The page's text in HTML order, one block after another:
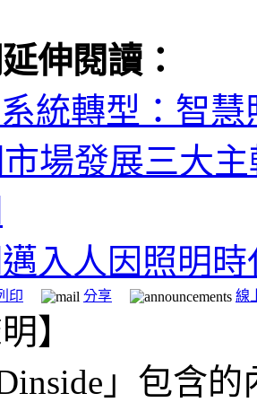
伸閱讀 ：
統轉型：智
場發展三大
入人因照明
印 分享 線
】
」包含